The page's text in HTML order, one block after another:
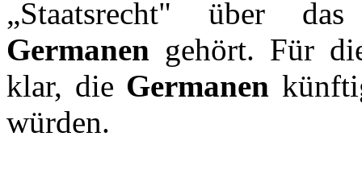
„Staatsrecht" über
Germanen gehört. Für
klar, die Germanen
würden.